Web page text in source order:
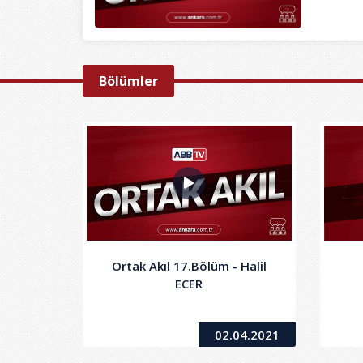
Bölümler
Ortak Akıl 17.Bölüm - Halil
ECER
02.04.2021